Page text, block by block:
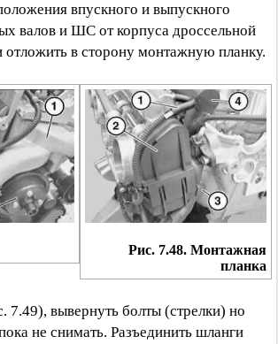
впускного и выпускного
валов и ШС от корпуса дроссельной
отложить в сторону монтажную планку.
Рис. 7.48. Монтажная
планка
7.49), вывернуть болты (стрелки) но
не снимать. Разъединить шланги